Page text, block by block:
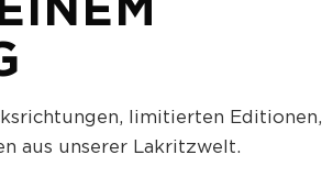
limitierten Editionen,
aus unserer Lakritzwelt.